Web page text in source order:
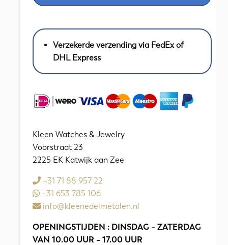
Schepen
voor
kust
Verzekerde verzending via FedEx of
DHL Express
Kleen Watches & Jewelry
Voorstraat 23
2225 EK Katwijk aan Zee
+31 71 88 957 22
+31 653 785 106
info@kleenedelmetalen.nl
OPENINGSTIJDEN : DINSDAG – ZATERDAG
VAN 10.00 UUR – 17.00 UUR